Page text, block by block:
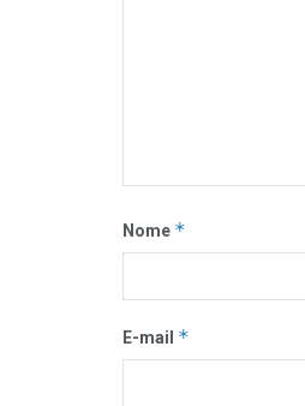
Nome *
E-mail *